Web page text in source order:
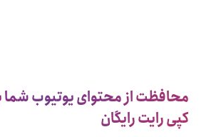
محافظت از محتوای یوتیوب شما
کپی رایت رایگان